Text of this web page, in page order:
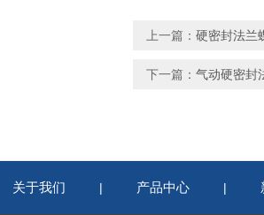
上一篇： 硬密封法兰
下一篇： 气动硬密封
关于我们 | 产品中心 |